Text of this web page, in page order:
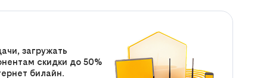
загружать
скидки до 50%
билайн.